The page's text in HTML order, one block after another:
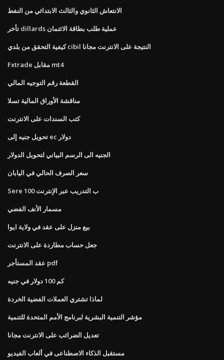
الانتعاش الثانوي والثالث الابتدائي من النفط
تأخر dillards عملية طلب بطاقة الائتمان
كيفية التحقق من بلدي cibil النتيجة على الانترنت مجانا
Fxtrade مقابل mt4
القطعة رقم التوجيه المالي
مناقشة الأوراق المالية تسلا
كتب السندات على الانترنت
تحويل جنيه إلى ec دولار
الجنيه الى الرسم البياني لتحويل الدولار
سعر الصرف الحالي في اليابان
Sere 100 ب التدريب عبر الإنترنت
مسمار الأنف الفضي
بيع منزل على عقد في ولاية ايوا
جعل حساب مطاردة على الانترنت
عقد المستأجر pdf
كم 100 دولار في جنيه
لماذا تشتري العملات الفضية الخردة
مؤشر التنمية البشرية لبرنامج الأمم المتحدة للتنمية
تعديل الضرائب على الانترنت مجانا
مستقبل الذكاء الاصطناعى في ألعاب الفيديو